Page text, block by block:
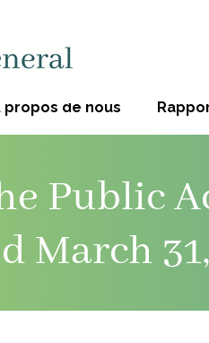
propos de nous
Public
March